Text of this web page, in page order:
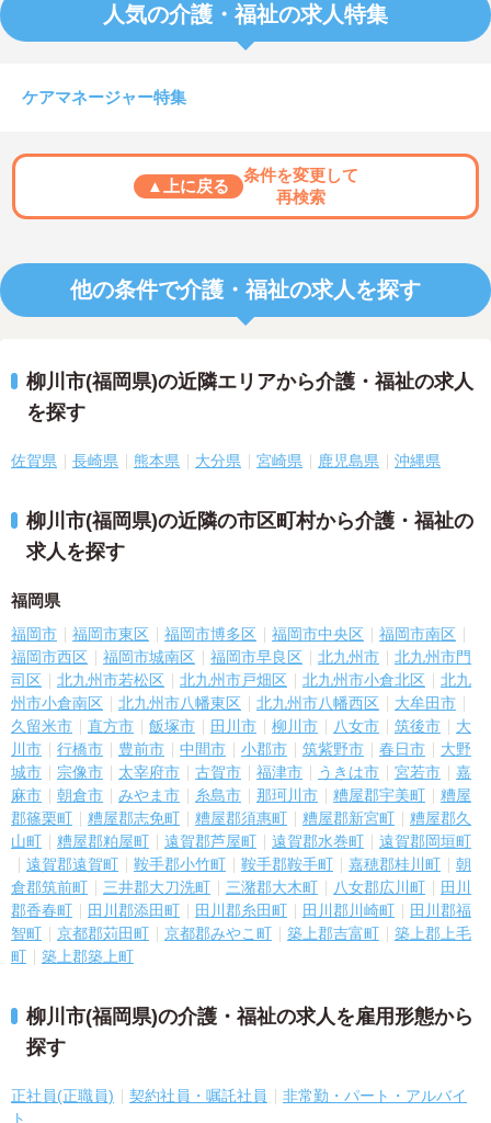
人気の介護・福祉の求人特集
ケアマネージャー特集
▲上に戻る
条件を変更して
再検索
他の条件で介護・福祉の求人を探す
柳川市(福岡県)の近隣エリアから介護・福祉の求人
を探す
佐賀県 長崎県 熊本県 大分県 宮崎県 鹿児島県 沖縄県
柳川市(福岡県)の近隣の市区町村から介護・福祉の
求人を探す
福岡県
福岡市 福岡市東区 福岡市博多区 福岡市中央区
福岡市南区
福岡市西区
福岡市城南区 福岡市早良区 北九州市
北九州市門
司区
北九州市若松区 北九州市戸畑区 北九州市小倉北区
北九
州市小倉南区
北九州市八幡東区 北九州市八幡西区
大牟田市
久留米市
直方市 飯塚市 田川市 柳川市 八女市 筑後市
大
川市
行橋市 豊前市 中間市 小郡市 筑紫野市 春日市
大野
城市
宗像市 太宰府市 古賀市 福津市 うきは市 宮若市
嘉
麻市
朝倉市 みやま市 糸島市 那珂川市 糟屋郡宇美町
糟屋
郡篠栗町
糟屋郡志免町 糟屋郡須惠町 糟屋郡新宮町
糟屋郡久
山町
糟屋郡粕屋町 遠賀郡芦屋町 遠賀郡水巻町
遠賀郡岡垣町
遠賀郡遠賀町
鞍手郡小竹町 鞍手郡鞍手町 嘉穂郡桂川町
朝
倉郡筑前町
三井郡大刀洗町 三潴郡大木町 八女郡広川町
田川
郡香春町
田川郡添田町 田川郡糸田町 田川郡川崎町
田川郡福
智町
京都郡苅田町 京都郡みやこ町 築上郡吉富町
築上郡上毛
町
築上郡築上町
柳川市(福岡県)の介護・福祉の求人を雇用形態から
探す
正社員(正職員) 契約社員・嘱託社員
非常勤・パート・アルバイ
ト